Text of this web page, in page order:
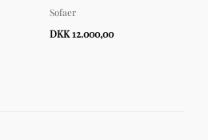
Sofaer
DKK 12.000,00